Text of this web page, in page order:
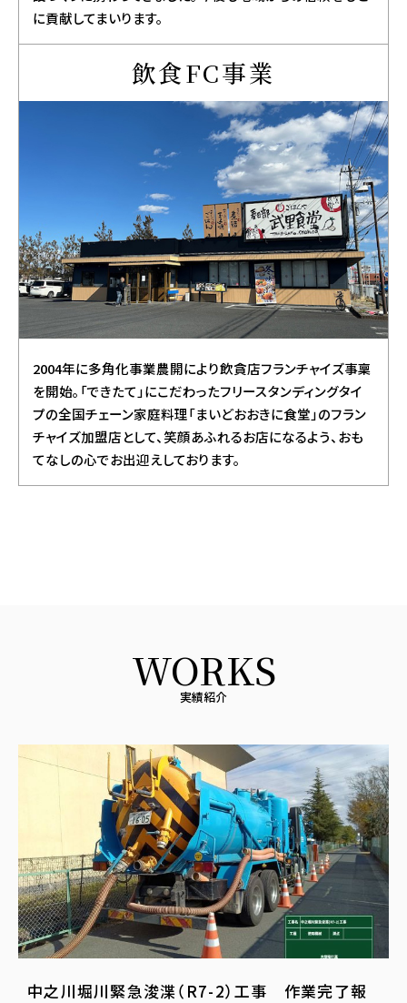
に貢献してまいります。
飲食FC事業
2004年に多角化事業農開により飲貪店フランチャイズ事稟
を開始。「できたて」にこだわったフリースタンディングタイ
プの全国チェーン家庭料理「まいどおおきに食堂」のフラン
チャイズ加盟店として、笑顔あふれるお店になるよう、おも
てなしの心でお出迎えしております。
WORKS
実績紹介
中之川堀川緊急浚渫（R7-2）工事 作業完了報